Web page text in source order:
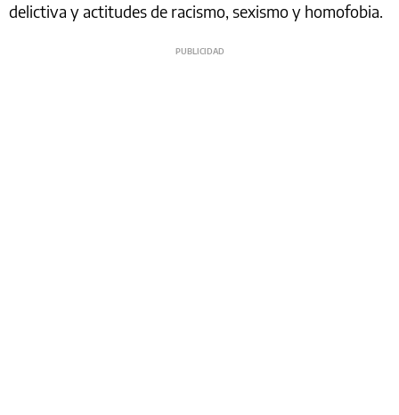
delictiva y actitudes de racismo, sexismo y homofobia.